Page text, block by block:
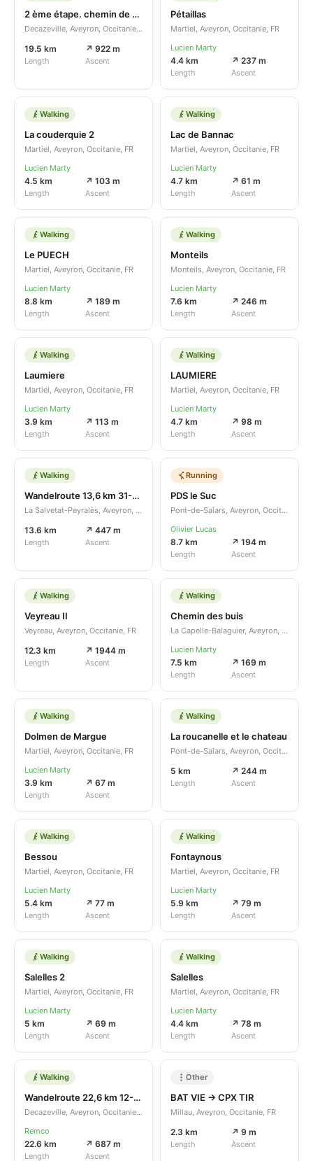
2 ème étape. chemin de Compostelle
Decazeville, Aveyron, Occitanie, FR
19.5 km
Length
↗ 922 m
Ascent
Pétaillas
Martiel, Aveyron, Occitanie, FR
Lucien Marty
4.4 km
Length
↗ 237 m
Ascent
Walking
La couderquie 2
Martiel, Aveyron, Occitanie, FR
Lucien Marty
4.5 km
Length
↗ 103 m
Ascent
Walking
Lac de Bannac
Martiel, Aveyron, Occitanie, FR
Lucien Marty
4.7 km
Length
↗ 61 m
Ascent
Walking
Le PUECH
Martiel, Aveyron, Occitanie, FR
Lucien Marty
8.8 km
Length
↗ 189 m
Ascent
Walking
Monteils
Monteils, Aveyron, Occitanie, FR
Lucien Marty
7.6 km
Length
↗ 246 m
Ascent
Walking
Laumiere
Martiel, Aveyron, Occitanie, FR
Lucien Marty
3.9 km
Length
↗ 113 m
Ascent
Walking
LAUMIERE
Martiel, Aveyron, Occitanie, FR
Lucien Marty
4.7 km
Length
↗ 98 m
Ascent
Walking
Wandelroute 13,6 km 31-08-2021
La Salvetat-Peyralès, Aveyron, Occitanie, FR
13.6 km
Length
↗ 447 m
Ascent
Running
PDS le Suc
Pont-de-Salars, Aveyron, Occitanie, FR
Olivier Lucas
8.7 km
Length
↗ 194 m
Ascent
Walking
Veyreau II
Veyreau, Aveyron, Occitanie, FR
12.3 km
Length
↗ 1944 m
Ascent
Walking
Chemin des buis
La Capelle-Balaguier, Aveyron, Occitanie, FR
Lucien Marty
7.5 km
Length
↗ 169 m
Ascent
Walking
Dolmen de Margue
Martiel, Aveyron, Occitanie, FR
Lucien Marty
3.9 km
Length
↗ 67 m
Ascent
Walking
La roucanelle et le chateau
Pont-de-Salars, Aveyron, Occitanie, FR
5 km
Length
↗ 244 m
Ascent
Walking
Bessou
Martiel, Aveyron, Occitanie, FR
Lucien Marty
5.4 km
Length
↗ 77 m
Ascent
Walking
Fontaynous
Martiel, Aveyron, Occitanie, FR
Lucien Marty
5.9 km
Length
↗ 79 m
Ascent
Walking
Salelles 2
Martiel, Aveyron, Occitanie, FR
Lucien Marty
5 km
Length
↗ 69 m
Ascent
Walking
Salelles
Martiel, Aveyron, Occitanie, FR
Lucien Marty
4.4 km
Length
↗ 78 m
Ascent
Walking
Wandelroute 22,6 km 12-09-2020
Decazeville, Aveyron, Occitanie, FR
Remco
22.6 km
Length
↗ 687 m
Ascent
Other
BAT VIE -> CPX TIR
Millau, Aveyron, Occitanie, FR
2.3 km
Length
↗ 9 m
Ascent